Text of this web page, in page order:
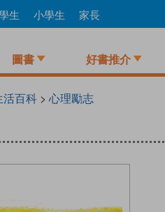
生 小學生 家長
圖書 好書推介
活百科 > 心理勵志